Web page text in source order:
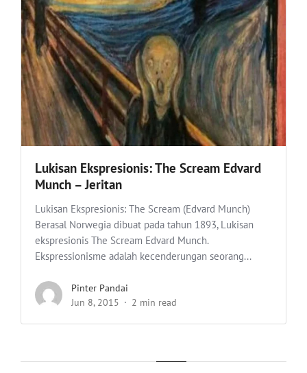
Lukisan Ekspresionis: The Scream Edvard
Munch – Jeritan
Lukisan Ekspresionis: The Scream (Edvard Munch)
Berasal Norwegia dibuat pada tahun 1893, Lukisan
ekspresionis The Scream Edvard Munch.
Ekspressionisme adalah kecenderungan seorang...
Pinter Pandai
Jun 8, 2015
2 min read